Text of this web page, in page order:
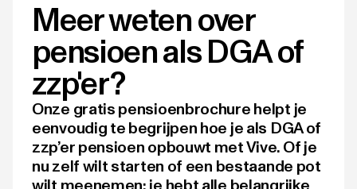
Meer weten over
pensioen als DGA of
zzp'er?
Onze gratis pensioenbrochure helpt je
eenvoudig te begrijpen hoe je als DGA of
zzp’er pensioen opbouwt met Vive. Of je
nu zelf wilt starten of een bestaande pot
wilt meenemen: je hebt alle belangrijke